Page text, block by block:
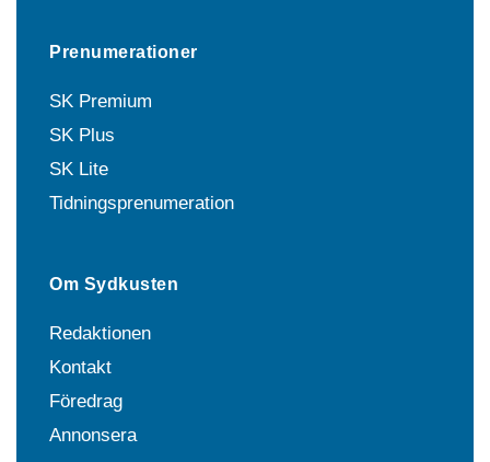
Prenumerationer
SK Premium
SK Plus
SK Lite
Tidningsprenumeration
Om Sydkusten
Redaktionen
Kontakt
Föredrag
Annonsera